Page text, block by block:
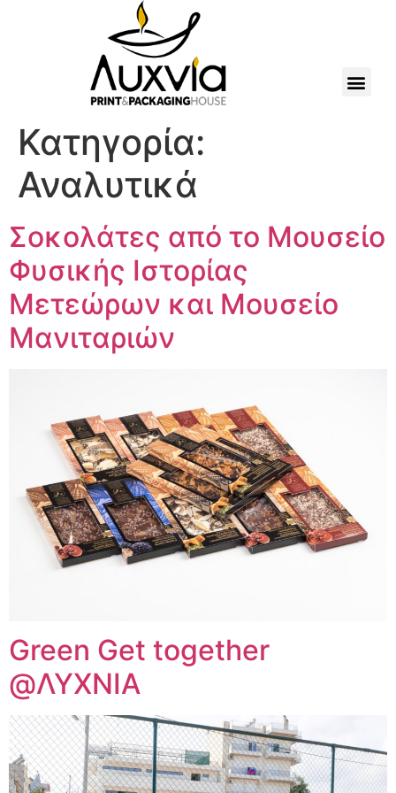
Κατηγορία:
Αναλυτικά
Σοκολάτες από το Μουσείο
Φυσικής Ιστορίας
Μετεώρων και Μουσείο
Μανιταριών
Green Get together
@ΛΥΧΝΙΑ